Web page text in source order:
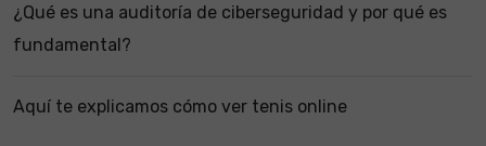
¿Qué es una auditoría de ciberseguridad y por qué es
fundamental?
Aquí te explicamos cómo ver tenis online